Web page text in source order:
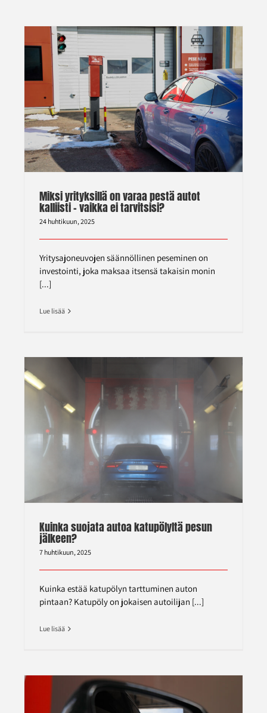
Miksi yrityksillä on varaa pestä autot
kalliisti – vaikka ei tarvitsisi?
24 huhtikuun, 2025
Yritysajoneuvojen säännöllinen peseminen on
investointi, joka maksaa itsensä takaisin monin
[...]
Lue lisää
Kuinka suojata autoa katupölyltä pesun
jälkeen?
7 huhtikuun, 2025
Kuinka estää katupölyn tarttuminen auton
pintaan? Katupöly on jokaisen autoilijan [...]
Lue lisää